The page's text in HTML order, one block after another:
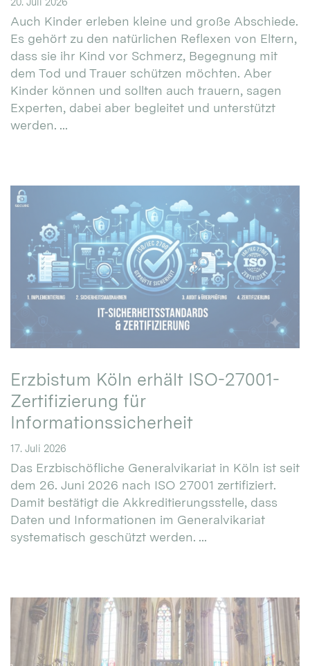
Auch Kinder erleben kleine und große Abschiede.
Es gehört zu den natürlichen Reflexen von Eltern,
dass sie ihr Kind vor Schmerz, Begegnung mit
dem Tod und Trauer schützen möchten. Aber
Kinder können und sollten auch trauern, sagen
Experten, dabei aber begleitet und unterstützt
werden. ...
Erzbistum Köln erhält ISO-27001-
Zertifizierung für
Informationssicherheit
17. Juli 2026
Das Erzbischöfliche Generalvikariat in Köln ist seit
dem 26. Juni 2026 nach ISO 27001 zertifiziert.
Damit bestätigt die Akkreditierungsstelle, dass
Daten und Informationen im Generalvikariat
systematisch geschützt werden. ...